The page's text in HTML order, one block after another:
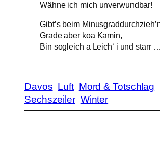
Wähne ich mich unverwundbar!
Gibt’s beim
Grade aber koa Kamin,
Bin sogleich a Leich‘ i und starr …
Davos Luft Mord & Totschlag
Sechszeiler Winter